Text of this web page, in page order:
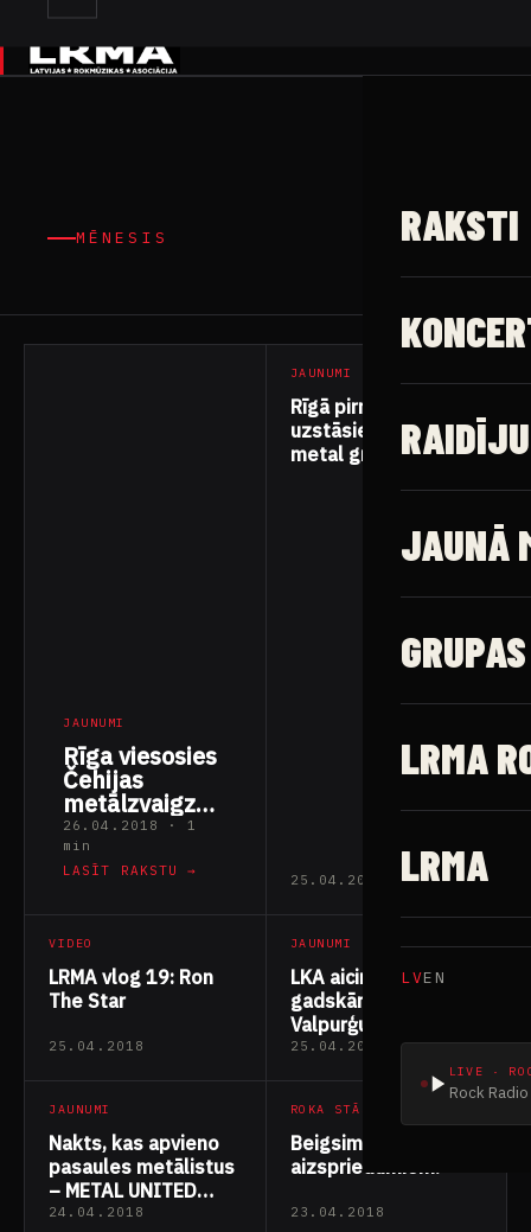
✕
RAKSTI
JAUNĀ
GRUPAS
LRMA
LRMA
LVEN
LIVE ·
Rock
MĒNESIS
JAUNUMI
Rīga viesosies
Čehijas
metālzvaigznes
“Alia
Tempora”
26.04.2018 · 1
min
LASĪT RAKSTU →
JAUNUMI
Rīgā pirmo reizi
uzstāsies power
metal grupa
25.04.2018
VIDEO
LRMA vlog 19: Ron
The Star
25.04.2018
JAUNUMI
LKA aicina uz
gadskārējajām
Valpurģu nakts
svinībām
25.04.2018
JAUNUMI
Nakts, kas apvieno
pasaules metālistus
– METAL UNITED
WORLD WIDE
24.04.2018
ROKA STĀSTI
Beigsim, lūdzu, ar
aizspriedumiem!
23.04.2018